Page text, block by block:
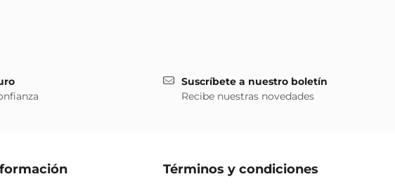
Suscríbete a nuestro boletín
Recibe nuestras novedades
Términos y condiciones